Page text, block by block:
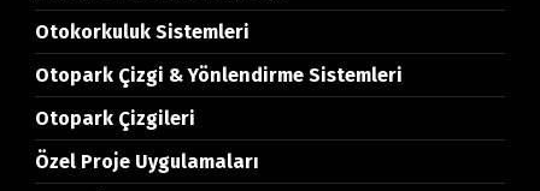
Otokorkuluk Sistemleri
Otopark Çizgi & Yönlendirme Sistemleri
Otopark Çizgileri
Özel Proje Uygulamaları